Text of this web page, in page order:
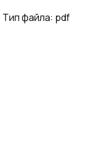
Тип файла: pdf